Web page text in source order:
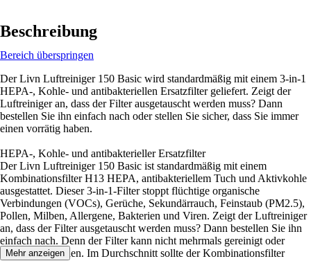
Beschreibung
Bereich überspringen
Der Livn Luftreiniger 150 Basic wird standardmäßig mit einem 3-in-1
HEPA-, Kohle- und antibakteriellen Ersatzfilter geliefert. Zeigt der
Luftreiniger an, dass der Filter ausgetauscht werden muss? Dann
bestellen Sie ihn einfach nach oder stellen Sie sicher, dass Sie immer
einen vorrätig haben.
HEPA-, Kohle- und antibakterieller Ersatzfilter
Der Livn Luftreiniger 150 Basic ist standardmäßig mit einem
Kombinationsfilter H13 HEPA, antibakteriellem Tuch und Aktivkohle
ausgestattet. Dieser 3-in-1-Filter stoppt flüchtige organische
Verbindungen (VOCs), Gerüche, Sekundärrauch, Feinstaub (PM2.5),
Pollen, Milben, Allergene, Bakterien und Viren. Zeigt der Luftreiniger
an, dass der Filter ausgetauscht werden muss? Dann bestellen Sie ihn
einfach nach. Denn der Filter kann nicht mehrmals gereinigt oder
verwendet werden. Im Durchschnitt sollte der Kombinationsfilter
Mehr anzeigen